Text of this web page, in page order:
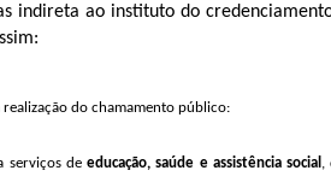
indireta ao instituto do
do chamamento público:
serviços deeducação, saúde e assistência social ,